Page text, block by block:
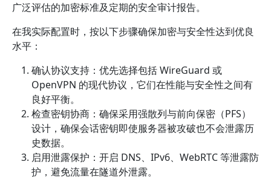
广泛评估的加密标准及定期的安全审计报告。
在我实际配置时，按以下步骤确保加密与安全性达到优良
水平：
确认协议支持：优先选择包括 WireGuard 或
OpenVPN 的现代协议，它们在性能与安全性之间有
良好平衡。
检查密钥协商：确保采用强散列与前向保密（PFS）
设计，确保会话密钥即使服务器被攻破也不会泄露历
史数据。
启用泄露保护：开启 DNS、IPv6、WebRTC 等泄露防
护，避免流量在隧道外泄露。